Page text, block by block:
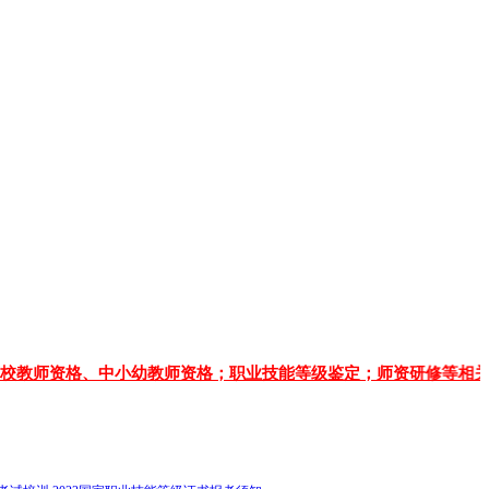
资格、中小幼教师资格；职业技能等级鉴定；师资研修等相关事